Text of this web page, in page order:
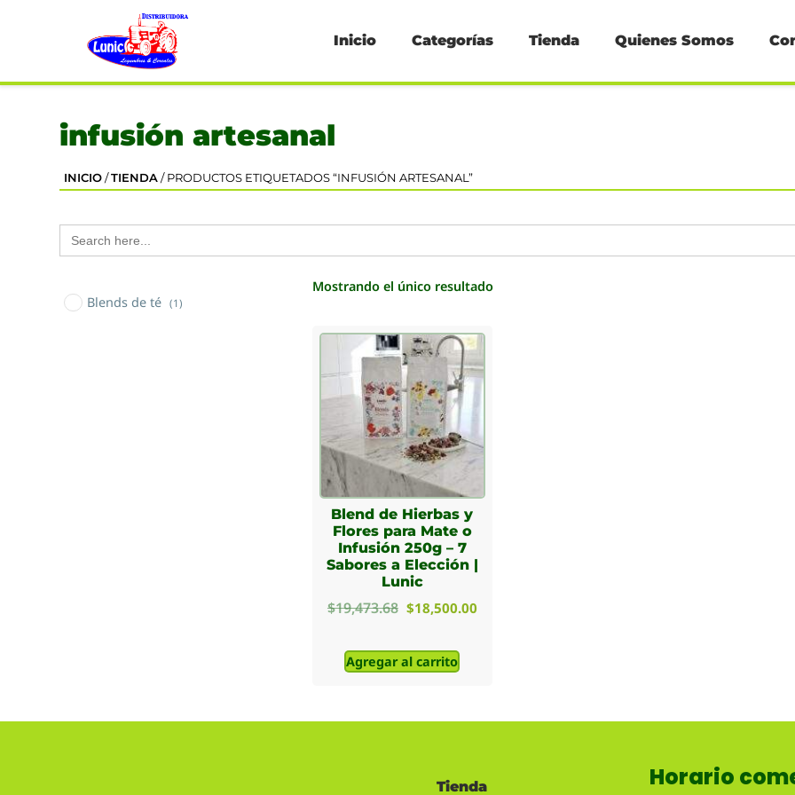
Inicio Categorías Tienda Quienes Somos
infusión artesanal
INICIO /TIENDA / PRODUCTOS ETIQUETADOS “INFUSIÓN ARTESANAL”
Search
for:
Blends de té (1)
Mostrando el único resultado
Blend de Hierbas y
Flores para Mate o
Infusión 250g – 7
Sabores a Elección |
Lunic
$19,473.68 $18,500.00
Agregar al carrito
Tienda Horario